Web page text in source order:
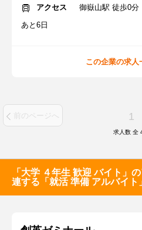
アクセス
御嶽山駅 徒歩0分
あと6日
この企業の求人
前のページへ 1
求人数 全
「大学 ４年生 歓迎 バイト」
連する「就活 準備 アルバイト